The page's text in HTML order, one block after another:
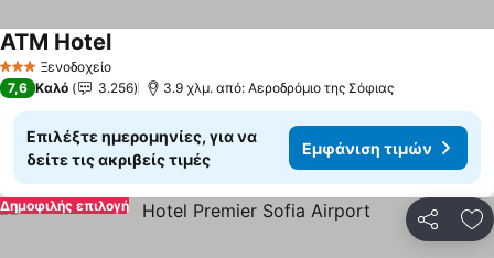
3 ΑστέριαΞενοδοχείο
ATM HotelΕμφάνιση τιμών
7,6 Καλό 3.256 3.9 χλμ. από: Αεροδρόμιο της Σόφιας
Επιλέξτε ημερομηνίες, για να
δείτε τις ακριβείς τιμές
Εμφάνιση τιμών
Δημοφιλής επιλογή